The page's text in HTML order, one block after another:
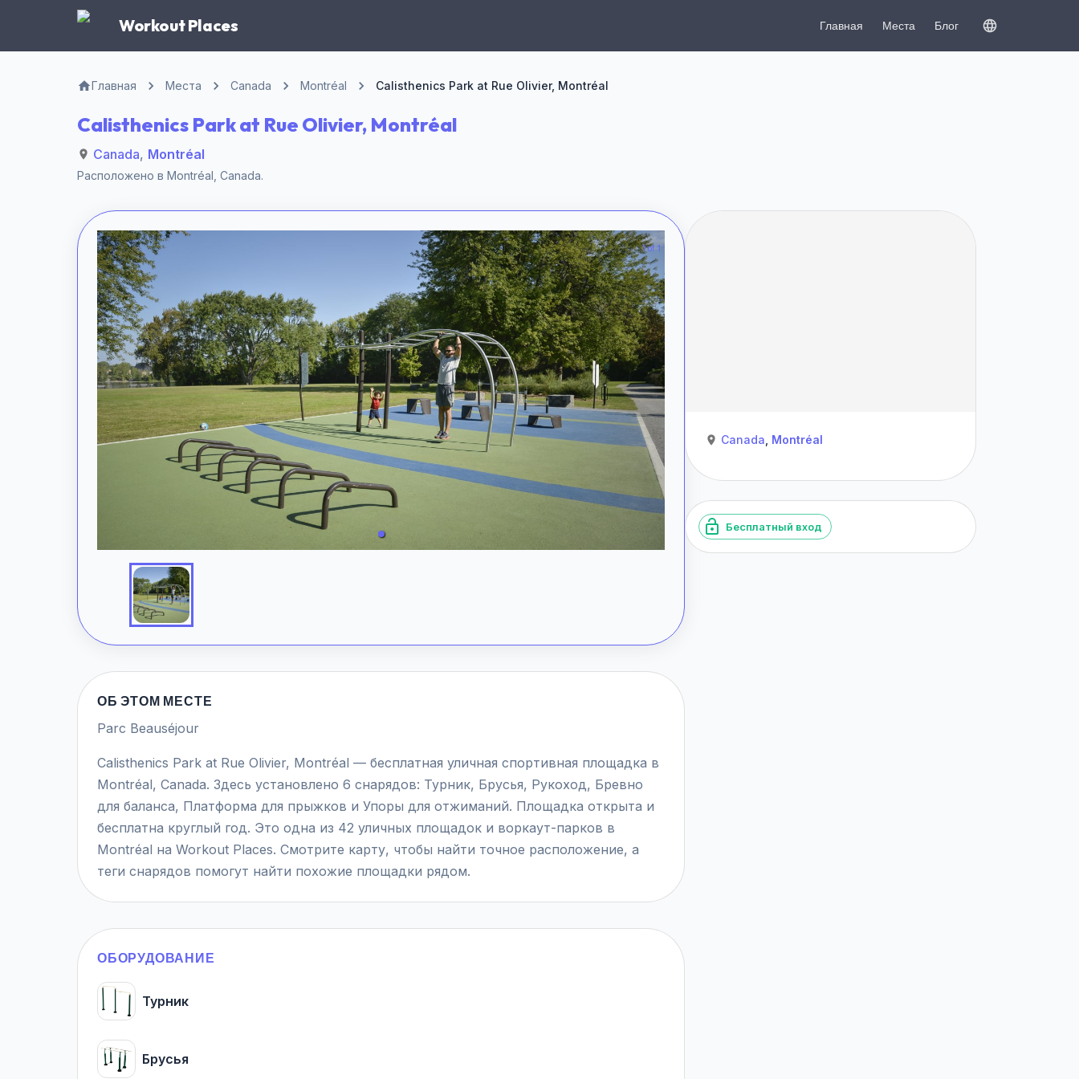
Workout Places Главная Места Блог
Главная Места Canada Montréal Calisthenics Park at Rue Olivier, Montréal
Calisthenics Park at Rue Olivier, Montréal
Canada, Montréal
Расположено в Montréal Canada.
1 of 1
ОБ ЭТОМ МЕСТЕ
Parc Beauséjour
Calisthenics Park at Rue Olivier, Montréal — бесплатная уличная спортивная площадка в
Montréal, Canada. Здесь установлено 6 снарядов: Турник, Брусья, Рукоход, Бревно
для баланса, Платформа для прыжков и Упоры для отжиманий. Площадка открыта и
бесплатна круглый год. Это одна из 42 уличных площадок и воркаут-парков в
Montréal на Workout Places. Смотрите карту, чтобы найти точное расположение, а
теги снарядов помогут найти похожие площадки рядом.
ОБОРУДОВАНИЕ
Турник
Брусья
Canada Montréal
Бесплатный вход